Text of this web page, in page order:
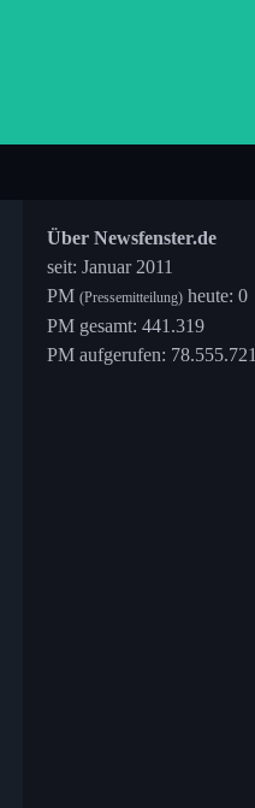
Über Newsfenster.de
seit: Januar 2011
PM (Pressemitteilung) heute: 0
PM gesamt: 441.319
PM aufgerufen: 78.555.721